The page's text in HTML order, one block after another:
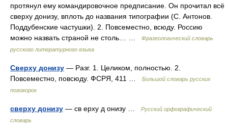
протянул ему командировочное предписание. Он прочитал всё
сверху донизу, вплоть до названия типографии (С. Антонов.
Поддубенские частушки). 2. Повсеместно, всюду. Россию
можно назвать страной не столь… …
Фразеологический словарь
русского литературного языка
Сверху донизу — Разг. 1. Целиком, полностью. 2.
Повсеместно, повсюду. ФСРЯ, 411 …
Большой словарь русских
поговорок
сверху донизу — св ерху д онизу …
Русский орфографический
словарь